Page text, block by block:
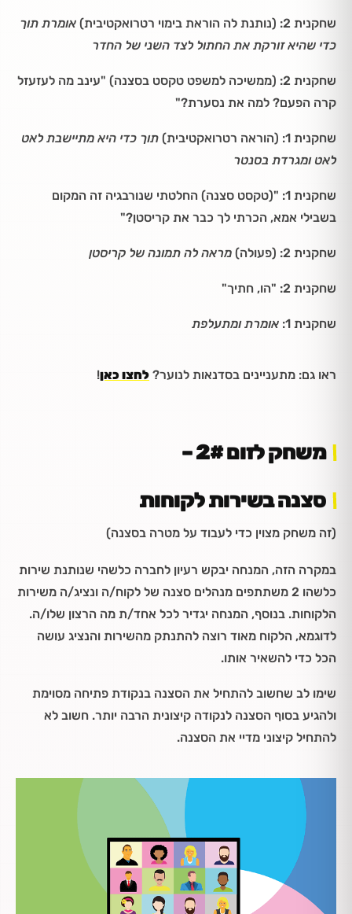
שחקנית 2: (נותנת לה הוראת בימוי רטרואקטיבית)
אומרת תוך
כדי שהיא זורקת את החתול לצד השני של החדר
שחקנית 2: (ממשיכה למשפט טקסט בסצנה) "עינב מה לעזעזל
קרה הפעם? למה את נסערת?"
שחקנית 1: (הוראה רטרואקטיבית)
תוך כדי היא מתיישבת לאט
לאט ומגרדת בסנטר
שחקנית 1: "(טקסט סצנה) החלטתי שנורבגיה זה המקום
בשבילי אמא, הכרתי לך כבר את קריסטן?"
שחקנית 2: (פעולה) מראה לה תמונה של קריסטן
שחקנית 2: "הו, חתיך"
שחקנית 1: אומרת ומתעלפת
ראו גם: מתעניינים בסדנאות לנוער? לחצו כאן!
משחק לזום 2# –
סצנה בשירות לקוחות
(זה משחק מצוין כדי לעבוד על מטרה בסצנה)
במקרה הזה, המנחה יבקש רעיון לחברה כלשהי שנותנת שירות
כלשהו 2 משתתפים מנהלים סצנה של לקוח/ה ונציג/ה משירות
הלקוחות. בנוסף, המנחה יגדיר לכל אחד/ת מה הרצון שלו/ה.
לדוגמא, הלקוח מאוד רוצה להתנתק מהשירות והנציג עושה
הכל כדי להשאיר אותו.
שימו לב שחשוב להתחיל את הסצנה בנקודת פתיחה מסוימת
ולהגיע בסוף הסצנה לנקודה קיצונית הרבה יותר. חשוב לא
להתחיל קיצוני מדיי את הסצנה.